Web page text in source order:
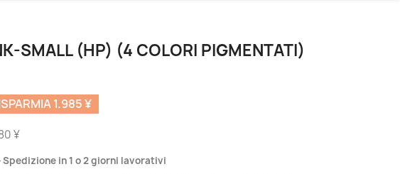
SMALL (HP) (4 COLORI PIGMENTATI)
1.985 ¥
¥
Spedizione in 1 o 2 giorni lavorativi